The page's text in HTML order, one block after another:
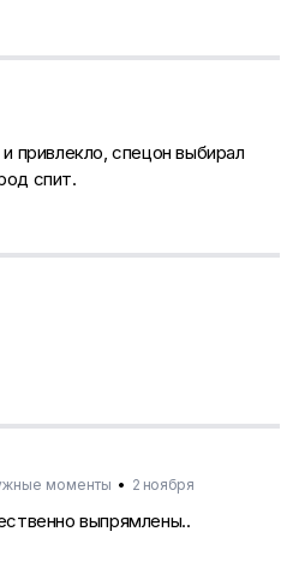
привлекло, спецон выбирал
спит.
моменты • 2 ноября
выпрямлены..